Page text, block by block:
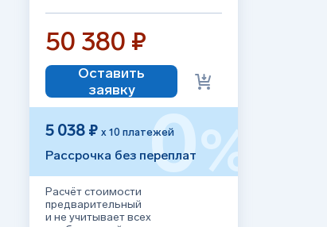
50 380 ₽
Оставить
заявку
5 038 ₽ х 10 платежей
Рассрочка без переплат
0%
Расчёт стоимости
предварительный
и не учитывает всех